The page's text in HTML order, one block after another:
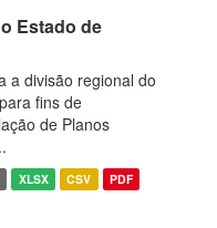
Estado de
a divisão regional do
fins de
de Planos
XLSX CSV
PDF